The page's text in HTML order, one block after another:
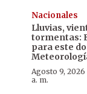
Nacionales
Lluvias,
tormentas:
para este
Agosto 9, 2026
a. m.